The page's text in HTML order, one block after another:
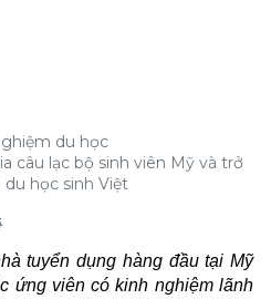
du học
câu lạc bộ sinh viên Mỹ và trở
học sinh Việt
tuyển dụng hàng đầu tại Mỹ
ứng viên có kinh nghiệm lãnh